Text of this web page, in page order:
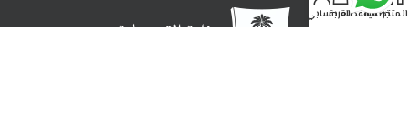
المتجرتصفيةالمفضلةالعربةحسابي